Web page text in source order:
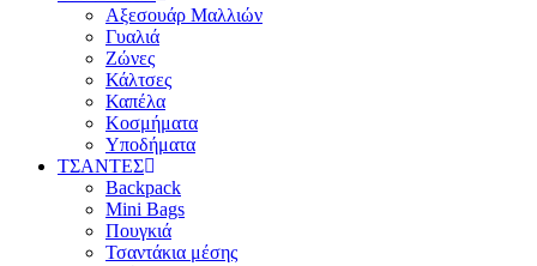
Αξεσουάρ Μαλλιών
Γυαλιά
Ζώνες
Κάλτσες
Καπέλα
Κοσμήματα
Υποδήματα
ΤΣΑΝΤΕΣ
Backpack
Mini Bags
Πουγκιά
Τσαντάκια μέσης